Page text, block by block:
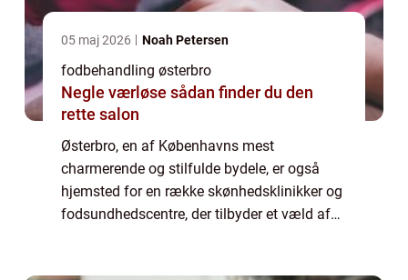
05 maj 2026 Noah Petersen
fodbehandling østerbro
Negle værløse sådan finder du den
rette salon
Østerbro, en af Københavns mest
charmerende og stilfulde bydele, er også
hjemsted for en række skønhedsklinikker og
fodsundhedscentre, der tilbyder et væld af